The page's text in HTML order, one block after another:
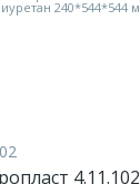
4.11.102